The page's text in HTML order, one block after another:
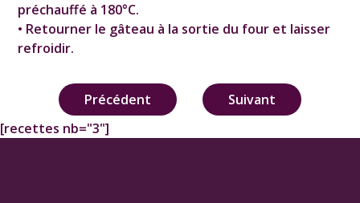
préchauffé à 180°C.
• Retourner le gâteau à la sortie du four et laisser
refroidir.
Navigation
de
Précédent
Suivant
[recettes nb="3"]